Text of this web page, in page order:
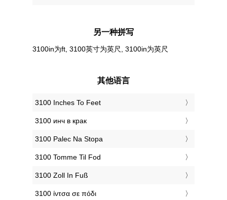
另一种拼写
3100in为ft, 3100英寸为英尺, 3100in为英尺
其他语言
‎3100 Inches To Feet
‎3100 инч в крак
‎3100 Palec Na Stopa
‎3100 Tomme Til Fod
‎3100 Zoll In Fuß
‎3100 ίντσα σε πόδι